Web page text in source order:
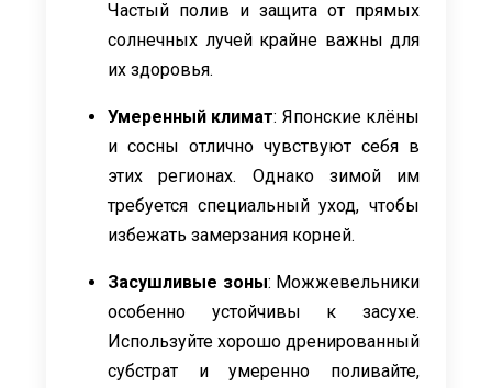
Частый полив и защита от прямых
солнечных лучей крайне важны для
их здоровья.
Умеренный климат: Японские клёны
и сосны отлично чувствуют себя в
этих регионах. Однако зимой им
требуется специальный уход, чтобы
избежать замерзания корней.
Засушливые зоны: Можжевельники
особенно устойчивы к засухе.
Используйте хорошо дренированный
субстрат и умеренно поливайте,